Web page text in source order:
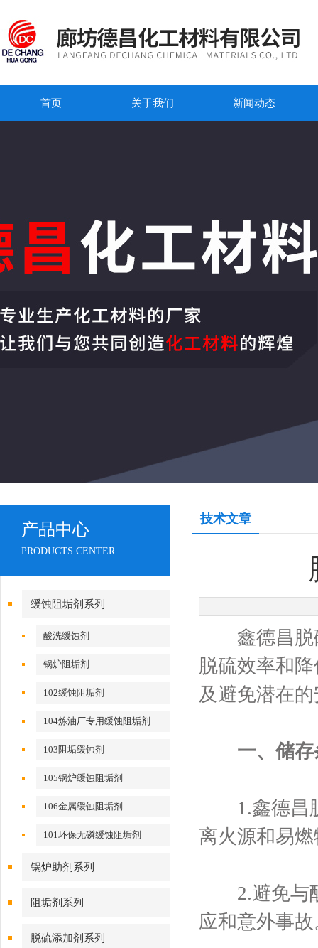
首页 关于我们 新闻动态
产品中心
PRODUCTS CENTER
缓蚀阻垢剂系列
酸洗缓蚀剂
锅炉阻垢剂
102缓蚀阻垢剂
104炼油厂专用缓蚀阻垢剂
103阻垢缓蚀剂
105锅炉缓蚀阻垢剂
106金属缓蚀阻垢剂
101环保无磷缓蚀阻垢剂
锅炉助剂系列
阻垢剂系列
脱硫添加剂系列
技术文章
鑫德昌脱硫
脱硫效率和
及避免潜在
一、储
1.鑫德昌脱
离火源和易
2.避免与酸
应和意外事故